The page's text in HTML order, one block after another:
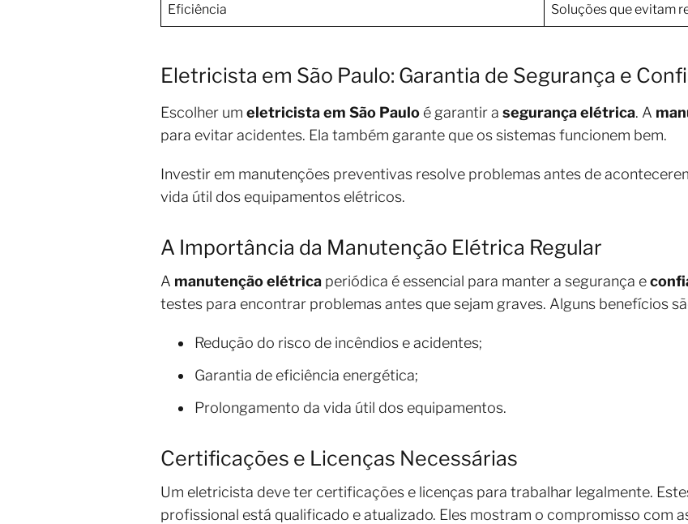
Eficiência Soluções que evitam
Eletricista em São Paulo: Garantia de Segurança e
Escolher um eletricista em São Paulo é garantir a segurança elétrica. A
para evitar acidentes. Ela também garante que os sistemas funcionem bem.
Investir em manutenções preventivas resolve problemas antes de
vida útil dos equipamentos elétricos.
A Importância da Manutenção Elétrica Regular
A manutenção elétrica periódica é essencial para manter a segurança e
testes para encontrar problemas antes que sejam graves. Alguns benefícios
Redução do risco de incêndios e acidentes;
Garantia de eficiência energética;
Prolongamento da vida útil dos equipamentos.
Certificações e Licenças Necessárias
Um eletricista deve ter certificações e licenças para trabalhar legalmente.
profissional está qualificado e atualizado. Eles mostram o compromisso com